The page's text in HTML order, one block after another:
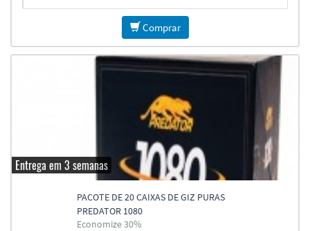
Comprar
Entrega em 3 semanas
PACOTE DE 20 CAIXAS DE GIZ PURAS
PREDATOR 1080
Economize 30%